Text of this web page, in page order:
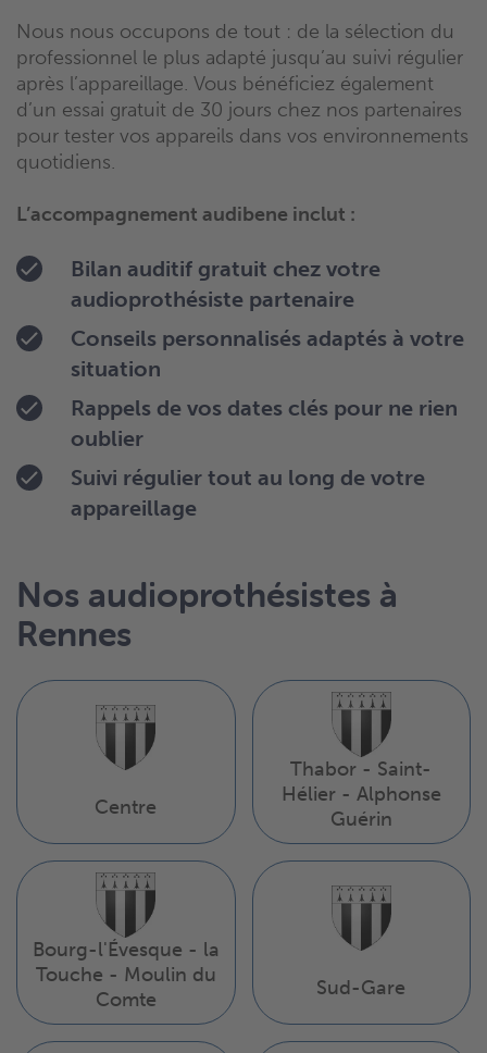
Nous nous occupons de tout : de la sélection du
professionnel le plus adapté jusqu’au suivi régulier
après l’appareillage. Vous bénéficiez également
d’un essai gratuit de 30 jours chez nos partenaires
pour tester vos appareils dans vos environnements
quotidiens.
L’accompagnement audibene inclut :
Bilan auditif gratuit chez votre
audioprothésiste partenaire
Conseils personnalisés adaptés à votre
situation
Rappels de vos dates clés pour ne rien
oublier
Suivi régulier tout au long de votre
appareillage
Nos audioprothésistes à
Rennes
Centre
Thabor - Saint-
Hélier - Alphonse
Guérin
Bourg-l'Évesque - la
Touche - Moulin du
Comte
Sud-Gare